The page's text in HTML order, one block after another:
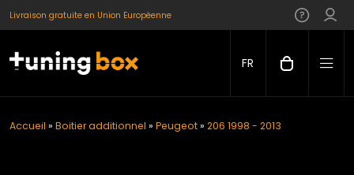
Livraison gratuite en Union Européenne
FR
Accueil » Boitier additionnel » Peugeot» 206 1998 - 2013